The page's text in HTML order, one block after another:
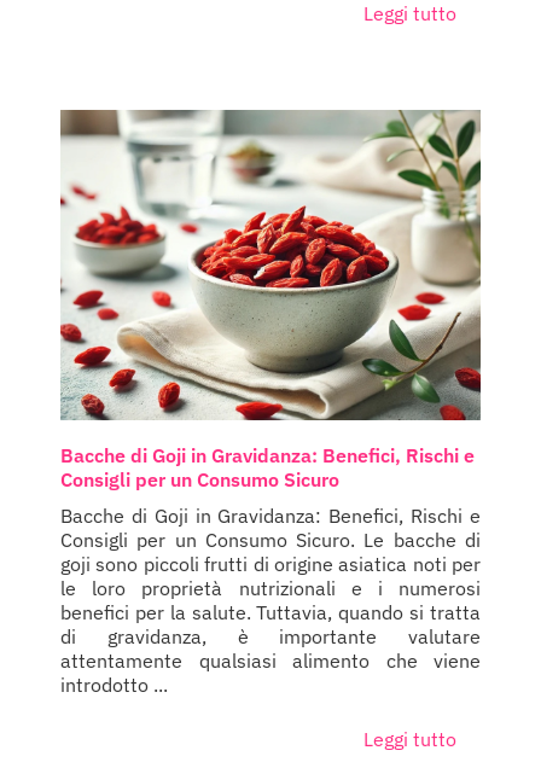
Leggi tutto
Bacche di Goji in Gravidanza: Benefici, Rischi e
Consigli per un Consumo Sicuro
Bacche di Goji in Gravidanza: Benefici, Rischi e
Consigli per un Consumo Sicuro. Le bacche di
goji sono piccoli frutti di origine asiatica noti per
le loro proprietà nutrizionali e i numerosi
benefici per la salute. Tuttavia, quando si tratta
di gravidanza, è importante valutare
attentamente qualsiasi alimento che viene
introdotto ...
Leggi tutto